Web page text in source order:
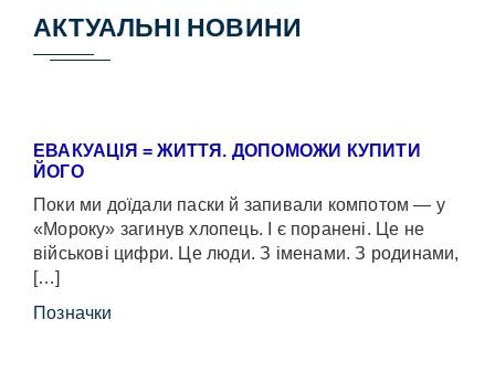
АКТУАЛЬНІ НОВИНИ
ЕВАКУАЦІЯ = ЖИТТЯ. ДОПОМОЖИ КУПИТИ
ЙОГО
Поки ми доїдали паски й запивали компотом — у
«Мороку» загинув хлопець. І є поранені. Це не
військові цифри. Це люди. З іменами. З родинами,
[…]
Позначки